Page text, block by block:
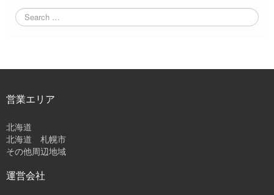
営業エリア
北海道
北海道 札幌市
その他周辺地域
運営会社